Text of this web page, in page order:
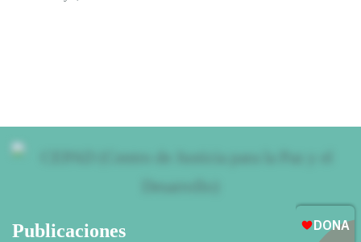
Publicaciones